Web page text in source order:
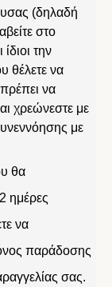
(δηλαδή
στο
την
θέλετε να
να
χρεώνεστε με
με
θα
ημέρες
να
παράδοσης
σας.